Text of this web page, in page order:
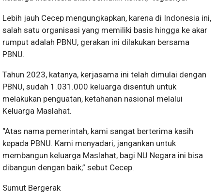
Lebih jauh Cecep mengungkapkan, karena di Indonesia ini,
salah satu organisasi yang memiliki basis hingga ke akar
rumput adalah PBNU, gerakan ini dilakukan bersama
PBNU.
Tahun 2023, katanya, kerjasama ini telah dimulai dengan
PBNU, sudah 1.031.000 keluarga disentuh untuk
melakukan penguatan, ketahanan nasional melalui
Keluarga Maslahat.
“Atas nama pemerintah, kami sangat berterima kasih
kepada PBNU. Kami menyadari, jangankan untuk
membangun keluarga Maslahat, bagi NU Negara ini bisa
dibangun dengan baik,” sebut Cecep.
Sumut Bergerak